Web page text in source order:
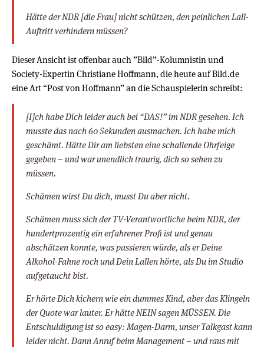
Hätte der NDR [die Frau] nicht schützen, den peinlichen Lall-
Auftritt verhindern müssen?
Dieser Ansicht ist offenbar auch ”Bild”-Kolumnistin und
Society-Expertin Christiane Hoffmann, die heute auf Bild.de
eine Art “Post von Hoffmann” an die Schauspielerin schreibt:
[I]ch habe Dich leider auch bei “DAS!” im NDR gesehen. Ich
musste das nach 60 Sekunden ausmachen. Ich habe mich
geschämt. Hätte Dir am liebsten eine schallende Ohrfeige
gegeben – und war unendlich traurig, dich so sehen zu
müssen.
Schämen wirst Du dich, musst Du aber nicht.
Schämen muss sich der TV-Verantwortliche beim NDR, der
hundertprozentig ein erfahrener Profi ist und genau
abschätzen konnte, was passieren würde, als er Deine
Alkohol-Fahne roch und Dein Lallen hörte, als Du im Studio
aufgetaucht bist.
Er hörte Dich kichern wie ein dummes Kind, aber das Klingeln
der Quote war lauter. Er hätte NEIN sagen MÜSSEN. Die
Entschuldigung ist so easy: Magen-Darm, unser Talkgast kann
leider nicht. Dann Anruf beim Management – und raus mit